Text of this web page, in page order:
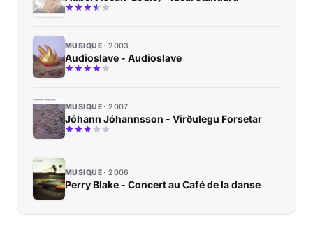
MUSIQUE 2003
Audioslave - Audioslave
MUSIQUE 2007
Jóhann Jóhannsson - Virðulegu Forsetar
MUSIQUE 2006
Perry Blake - Concert au Café de la danse